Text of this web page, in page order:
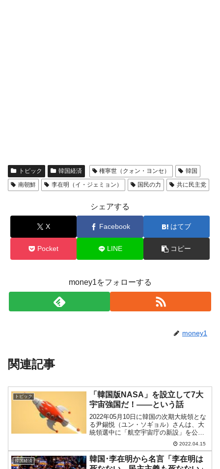
トピック 韓国経済 権寧世（クォン・ヨンセ）
韓国
南朝鮮
李在明（イ・ジェミョン） 国民の力 共に民主党
シェアする
X Facebook はてブ
Pocket LINE コピー
money1をフォローする
money1
関連記事
トピック
「韓国版NASA」を設立して7大
宇宙強国だ！――という話
2022年05月10日に韓国の次期大統領とな
る尹錫悦（ユン・ソギョル）さんは、大
統領選中に「航空宇宙庁の新設」を公約
に掲げていました。現在「大統領職引き
継ぎ委員会」でも政府組織、機関の再編
プランを練っているので、韓国が「航空
宇宙庁」を新設す...
2022.04.15
韓国経済
韓国･李在明から名言「李在明は